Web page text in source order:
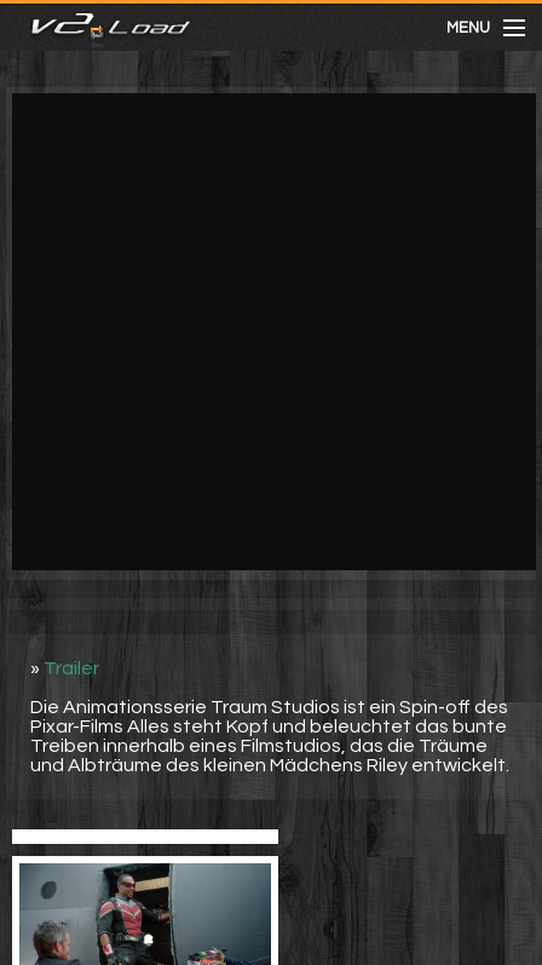
MENU
meist gesehen
» Trailer
Die Animationsserie Traum Studios ist ein Spin-off des
Pixar-Films Alles steht Kopf und beleuchtet das bunte
Treiben innerhalb eines Filmstudios, das die Träume
und Albträume des kleinen Mädchens Riley entwickelt.